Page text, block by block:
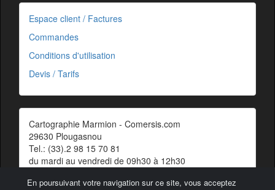
En poursuivant votre navigation sur ce site, vous acceptez
Espace client / Factures
Commandes
Conditions d'utilisation
Devis / Tarifs
Cartographie Marmion - Comersis.com
29630 Plougasnou
Tel.: (33).2 98 15 70 81
du mardi au vendredi de 09h30 à 12h30